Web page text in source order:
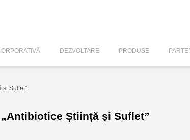
DEZVOLTARE PRODUSE
și Suflet”
Știință și Suflet”